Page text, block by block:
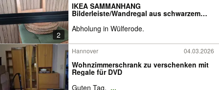
2
IKEA SAMMANHANG
Bilderleiste/Wandregal aus schwarzem
Abholung in Wülferode.
Hannover 04.03.2026
Wohnzimmerschrank zu verschenken mit
Regale für DVD
Guten Tag, ...